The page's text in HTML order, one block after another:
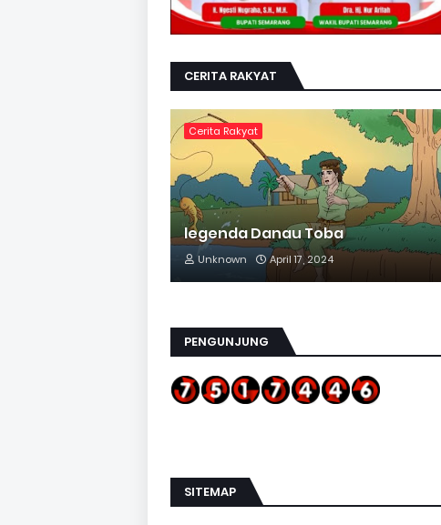
CERITA RAKYAT
Cerita Rakyat
legenda Danau Toba
Unknown April 17, 2024
PENGUNJUNG
SITEMAP